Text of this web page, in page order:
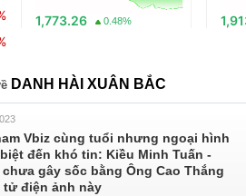
1,773.26 0.48%
DANH HÀI XUÂN BẮC
Vbiz cùng tuổi nhưng ngoại hình
đến khó tin: Kiều Minh Tuấn -
chưa gây sốc bằng Ông Cao Thắng
tử điện ảnh này